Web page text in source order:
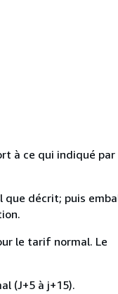
à ce qui indiqué par
décrit; puis
le tarif normal. Le
(J+5 à j+15).